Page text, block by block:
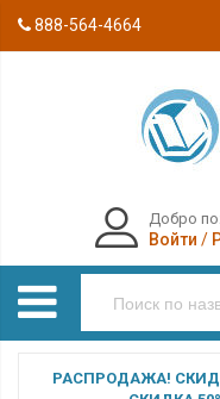
888-564-4664
Добро
Войти /
РАСПРОДАЖА!